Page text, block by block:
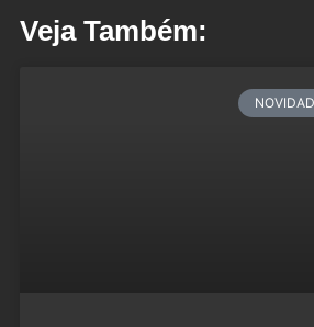
Veja Também: